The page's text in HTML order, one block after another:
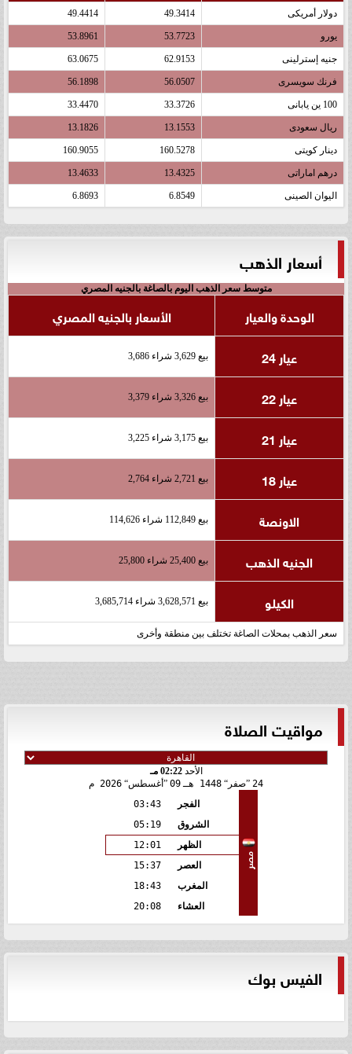
دولار أمريكى 49.3414
49.4414
يورو 53.7723
53.8961
جنيه إسترلينى 62.9153
63.0675
فرنك سويسرى 56.0507
56.1898
100 ين يابانى 33.3726
33.4470
ريال سعودى 13.1553
13.1826
دينار كويتى 160.5278
160.9055
درهم اماراتى 13.4325
13.4633
اليوان الصينى 6.8549
6.8693
أسعار الذهب
متوسط سعر الذهب اليوم بالصاغة بالجنيه المصري
الوحدة والعيار
الأسعار بالجنيه المصري
عيار 24
بيع 3,629 شراء 3,686
عيار 22 بيع 3,326 شراء 3,379
عيار 21 بيع 3,175 شراء 3,225
عيار 18 بيع 2,721 شراء 2,764
الاونصة بيع 112,849 شراء 114,626
الجنيه الذهب بيع 25,400 شراء 25,800
الكيلو بيع 3,628,571 شراء 3,685,714
سعر الذهب بمحلات الصاغة تختلف بين منطقة وأخرى
مواقيت الصلاة
الأحد02:22 مـ
24 صفر 1448 هـ 09 أغسطس 2026 م
مصر
الفجر
03:43
الشروق
05:19
الظهر
12:01
العصر
15:37
المغرب
18:43
العشاء
20:08
الفيس بوك